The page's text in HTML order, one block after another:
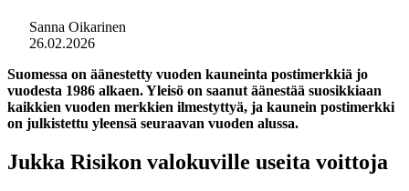
Sanna Oikarinen
26.02.2026
Suomessa on äänestetty vuoden kauneinta postimerkkiä jo
vuodesta 1986 alkaen. Yleisö on saanut äänestää suosikkiaan
kaikkien vuoden merkkien ilmestyttyä, ja kaunein postimerkki
on julkistettu yleensä seuraavan vuoden alussa.
Jukka Risikon valokuville useita voittoja